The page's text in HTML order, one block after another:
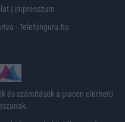
| impresszum
- Telefonguru.hu
és számítások a piacon elérhető